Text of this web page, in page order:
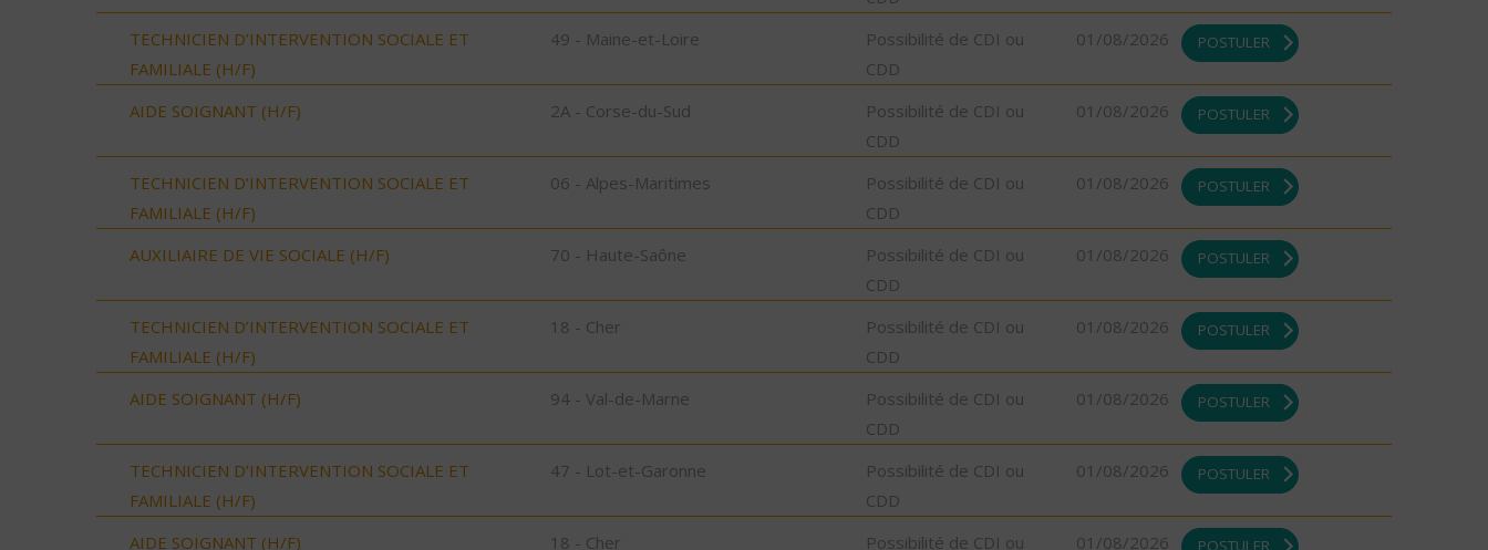
TECHNICIEN D’INTERVENTION SOCIALE ET
FAMILIALE (H/F)
49 - Maine-et-Loire
Possibilité de CDI ou
CDD
01/08/2026 POSTULER
AIDE SOIGNANT (H/F) 2A - Corse-du-Sud
Possibilité de CDI ou
CDD
01/08/2026 POSTULER
TECHNICIEN D’INTERVENTION SOCIALE ET
FAMILIALE (H/F)
06 - Alpes-Maritimes
Possibilité de CDI ou
CDD
01/08/2026 POSTULER
AUXILIAIRE DE VIE SOCIALE (H/F) 70 - Haute-Saône
Possibilité de CDI ou
CDD
01/08/2026 POSTULER
TECHNICIEN D’INTERVENTION SOCIALE ET
FAMILIALE (H/F)
18 - Cher
Possibilité de CDI ou
CDD
01/08/2026 POSTULER
AIDE SOIGNANT (H/F) 94 - Val-de-Marne
Possibilité de CDI ou
CDD
01/08/2026 POSTULER
TECHNICIEN D’INTERVENTION SOCIALE ET
FAMILIALE (H/F)
47 - Lot-et-Garonne
Possibilité de CDI ou
CDD
01/08/2026 POSTULER
AIDE SOIGNANT (H/F) 18 - Cher
Possibilité de CDI ou
01/08/2026 POSTULER